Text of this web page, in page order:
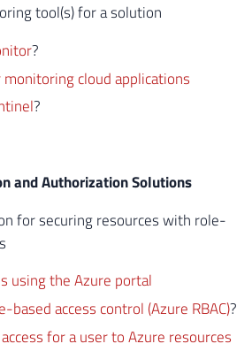
tool(s) for a solution
?
cloud applications
?
and Authorization Solutions
for securing resources with role-
using the Azure portal
based access control (Azure RBAC)?
for a user to Azure resources